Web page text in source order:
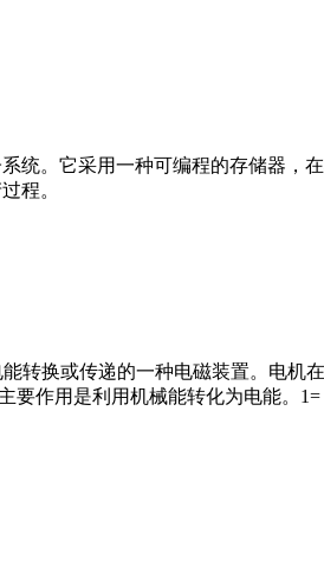
统。它采用一种可编程的存储器，
程。
转换或传递的一种电磁装置。电
要作用是利用机械能转化为电能。1=